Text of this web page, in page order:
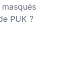
PUK ?